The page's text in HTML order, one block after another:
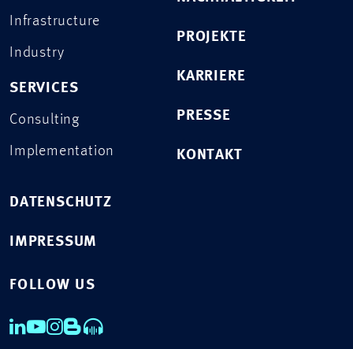
Infrastructure
Industry
SERVICES
Consulting
Implementation
PROJEKTE
KARRIERE
PRESSE
KONTAKT
DATENSCHUTZ
IMPRESSUM
FOLLOW US